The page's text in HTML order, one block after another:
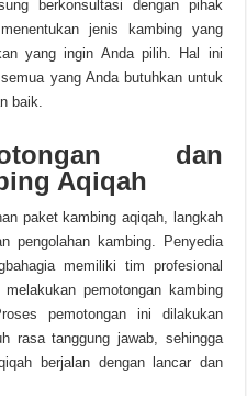
berkonsultasi dengan pihak
jenis kambing yang
yang ingin Anda pilih. Hal ini
yang Anda butuhkan untuk
baik.
dan
Aqiqah
paket kambing aqiqah, langkah
pengolahan kambing. Penyedia
memiliki tim profesional
pemotongan kambing
pemotongan ini dilakukan
rasa tanggung jawab, sehingga
berjalan dengan lancar dan